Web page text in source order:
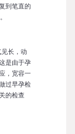
到笔直的
长，动
是由于孕
，宽容一
过早孕检
的检查